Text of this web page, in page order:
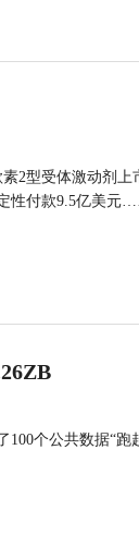
2型受体激动剂
性付款9.5亿美元
个公共数据“